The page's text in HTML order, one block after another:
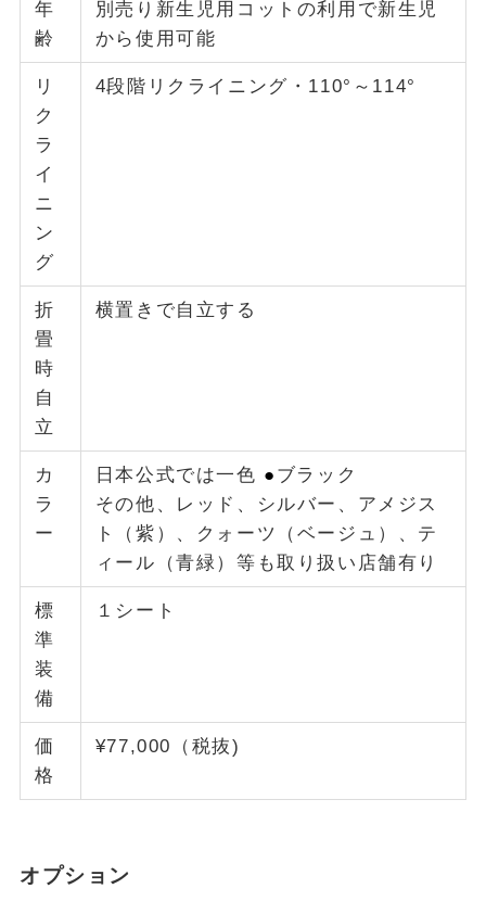
年
齢
別売り新生児用コットの利用で新生児
から使用可能
リ
ク
ラ
イ
ニ
ン
グ
4段階リクライニング・110°～114°
折
畳
時
自
立
横置きで自立する
カ
ラ
ー
日本公式では一色 ● ブラック
その他、レッド、シルバー、アメジス
ト（紫）、クォーツ（ベージュ）、テ
ィール（青緑）等も取り扱い店舗有り
標
準
装
備
１シート
価
格
¥77,000（税抜)
オプション